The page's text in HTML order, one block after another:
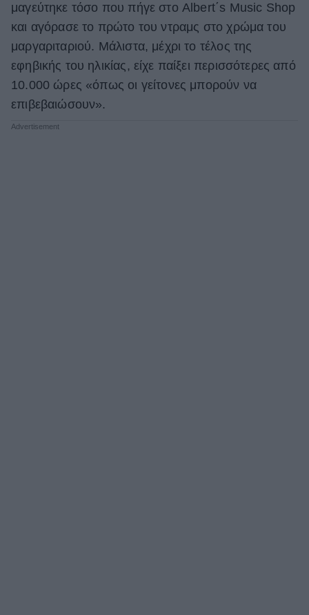
μαγεύτηκε τόσο που πήγε στο Albert΄s Music Shop
και αγόρασε το πρώτο του ντραμς στο χρώμα του
μαργαριταριού. Μάλιστα, μέχρι το τέλος της
εφηβικής του ηλικίας, είχε παίξει περισσότερες από
10.000 ώρες «όπως οι γείτονες μπορούν να
επιβεβαιώσουν».